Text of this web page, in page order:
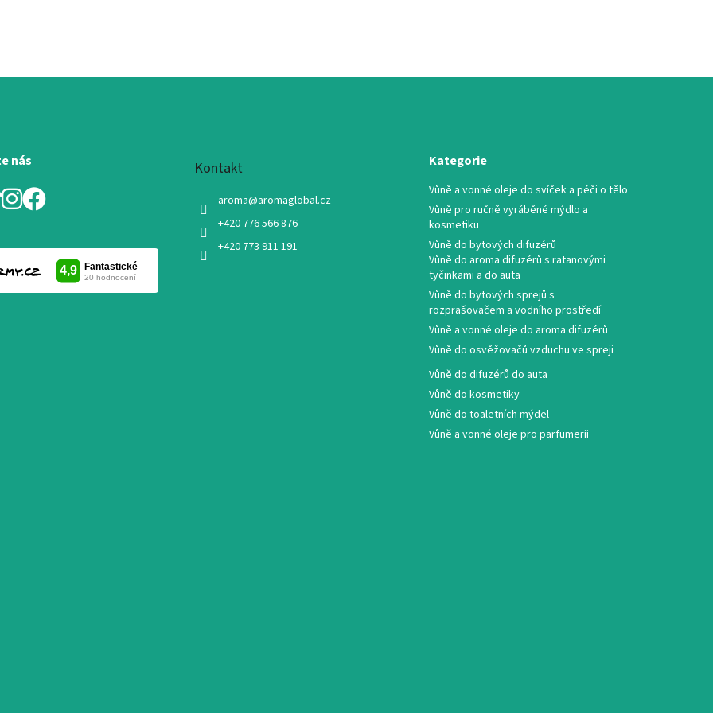
nás Kontakt
aroma@aromaglobal.cz
+420 776 566 876
+420 773 911 191
Kategorie
Vůně a vonné oleje do svíček a péči o tělo
Vůně pro ručně vyráběné mýdlo a
kosmetiku
Vůně do bytových difuzérů
Vůně do aroma difuzérů s ratanovými
tyčinkami a do auta
Vůně do bytových sprejů s
rozprašovačem a vodního prostředí
Vůně a vonné oleje do aroma difuzérů
Vůně do osvěžovačů vzduchu ve spreji
Vůně do difuzérů do auta
Vůně do kosmetiky
Vůně do toaletních mýdel
Vůně a vonné oleje pro parfumerii